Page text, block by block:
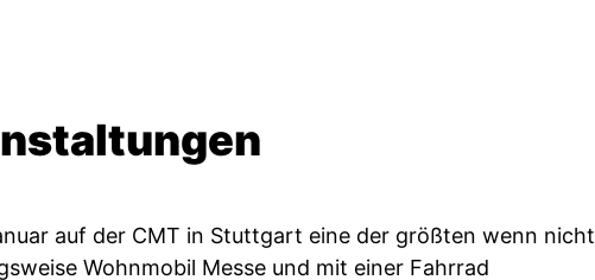
auf der CMT in Stuttgart eine der größten wenn nicht
Wohnmobil Messe und mit einer Fahrrad